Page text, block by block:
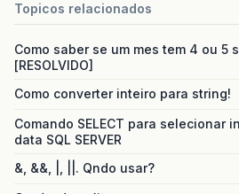
Topicos relacionados
Como saber se um mes tem 4 ou 5
[RESOLVIDO]
Como converter inteiro para string!
Comando SELECT para selecionar
data SQL SERVER
&, &&, |, ||. Qndo usar?